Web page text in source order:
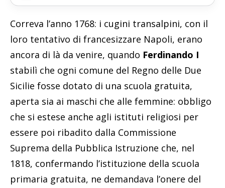
Correva l’anno 1768: i cugini transalpini, con il
loro tentativo di francesizzare Napoli, erano
ancora di là da venire, quando Ferdinando I
stabilì che ogni comune del Regno delle Due
Sicilie fosse dotato di una scuola gratuita,
aperta sia ai maschi che alle femmine: obbligo
che si estese anche agli istituti religiosi per
essere poi ribadito dalla Commissione
Suprema della Pubblica Istruzione che, nel
1818, confermando l’istituzione della scuola
primaria gratuita, ne demandava l’onere del